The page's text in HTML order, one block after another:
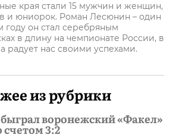
края стали 15 мужчин и женщин,
и юниорок. Роман Лесюнин – один
году он стал серебряным
в длину на чемпионате России, в
радует нас своими успехами.
из рубрики
воронежский «Факел»
3:2